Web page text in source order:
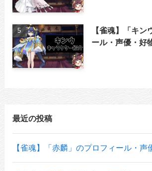
【雀魂】「キン
ール・声優・好
最近の投稿
【雀魂】「赤麟」のプロフィール・声